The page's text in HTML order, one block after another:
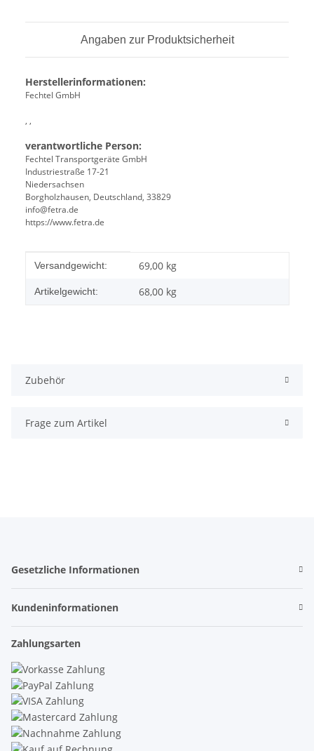
Angaben zur Produktsicherheit
Herstellerinformationen:
Fechtel GmbH
, ,
verantwortliche Person:
Fechtel Transportgeräte GmbH
Industriestraße 17-21
Niedersachsen
Borgholzhausen, Deutschland, 33829
info@fetra.de
https://www.fetra.de
Produkteigenschaft
Wert
Versandgewicht: 69,00 kg
Artikelgewicht: 68,00 kg
Zubehör
Frage zum Artikel
Gesetzliche Informationen
Kundeninformationen
Zahlungsarten